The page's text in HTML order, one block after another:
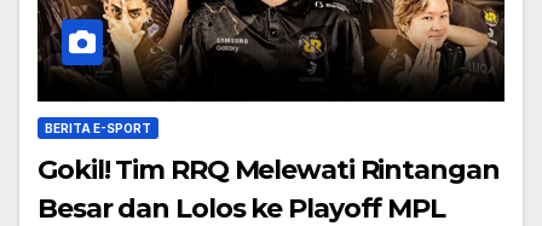
BERITA E-SPORT
Gokil! Tim RRQ Melewati Rintangan
Besar dan Lolos ke Playoff MPL